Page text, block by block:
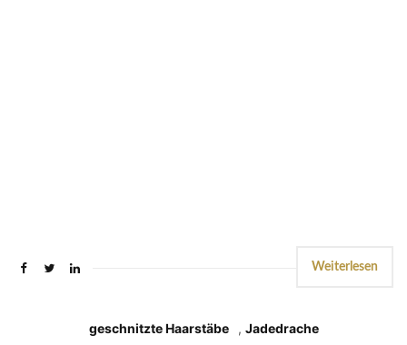
Weiterlesen
geschnitzte Haarstäbe , Jadedrache